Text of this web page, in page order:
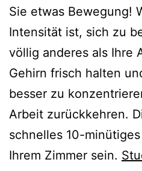
Sie etwas Bewegung!
Intensität ist, sich zu
völlig anderes als Ihre
Gehirn frisch halten
besser zu
Arbeit zurückkehren.
schnelles 10-
Ihrem Zimmer sein.